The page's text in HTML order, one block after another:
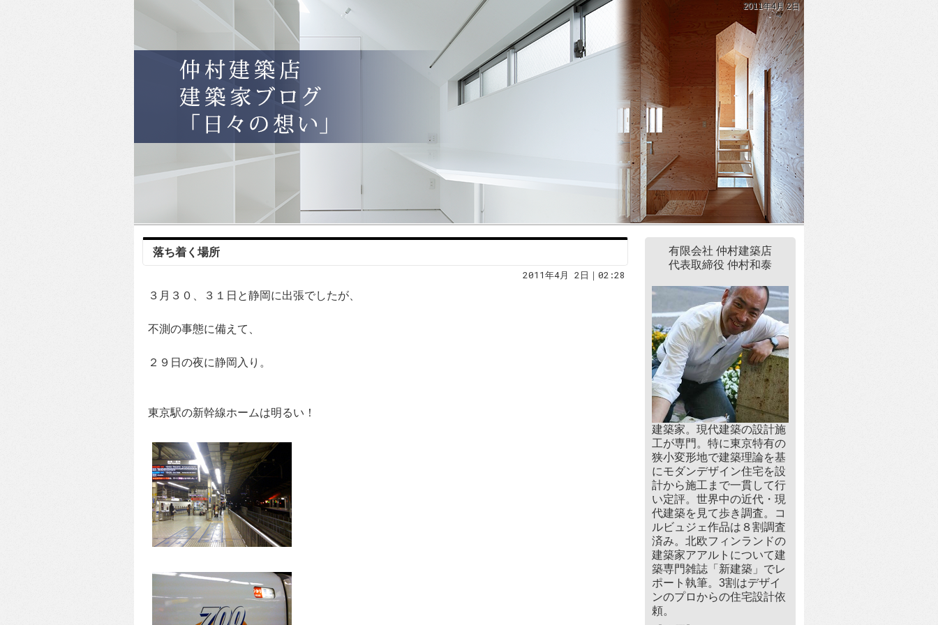
2011年4月 2日
落ち着く場所
2011年4月 2日｜02:28
３月３０、３１日と静岡に出張でしたが、
不測の事態に備えて、
２９日の夜に静岡入り。
東京駅の新幹線ホームは明るい！
有限会社 仲村建築店
代表取締役 仲村和泰
建築家。現代建築の設計施
工が専門。特に東京特有の
狭小変形地で建築理論を基
にモダンデザイン住宅を設
計から施工まで一貫して行
い定評。世界中の近代・現
代建築を見て歩き調査。コ
ルビュジェ作品は８割調査
済み。北欧フィンランドの
建築家アアルトについて建
築専門雑誌「新建築」でレ
ポート執筆。3割はデザイ
ンのプロからの住宅設計依
頼。